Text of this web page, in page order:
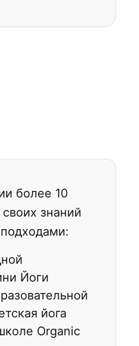
более 10
знаний
Йоги
йога
Organic